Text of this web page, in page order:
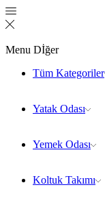
Menu Dİğer
Tüm Kategoriler
Yatak Odası
Yemek Odası
Koltuk Takımı